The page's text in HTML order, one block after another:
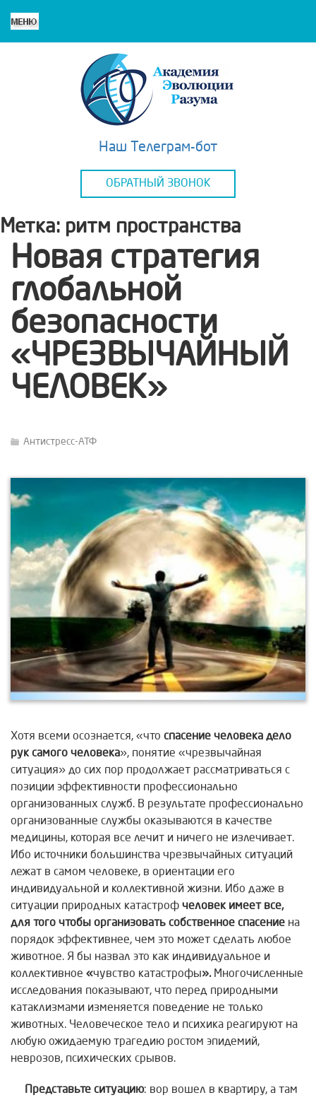
Наш Телеграм-бот
ОБРАТНЫЙ ЗВОНОК
Метка: ритм пространства
Новая стратегия
глобальной
безопасности
«ЧРЕЗВЫЧАЙНЫЙ
ЧЕЛОВЕК»
Антистресс-АТФ
Хотя всеми осознается, «что спасение человека дело
рук самого человека», понятие «чрезвычайная
ситуация» до сих пор продолжает рассматриваться с
позиции эффективности профессионально
организованных служб. В результате профессионально
организованные службы оказываются в качестве
медицины, которая все лечит и ничего не излечивает.
Ибо источники большинства чрезвычайных ситуаций
лежат в самом человеке, в ориентации его
индивидуальной и коллективной жизни. Ибо даже в
ситуации природных катастроф человек имеет все,
для того чтобы организовать собственное спасение на
порядок эффективнее, чем это может сделать любое
животное. Я бы назвал это как индивидуальное и
коллективное «чувство катастрофы». Многочисленные
исследования показывают, что перед природными
катаклизмами изменяется поведение не только
животных. Человеческое тело и психика реагируют на
любую ожидаемую трагедию ростом эпидемий,
неврозов, психических срывов.
Представьте ситуацию: вор вошел в квартиру, а там